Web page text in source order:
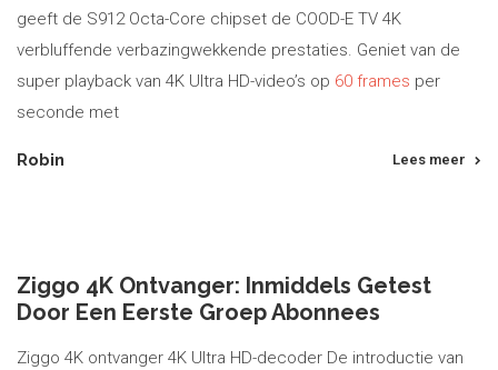
geeft de S912 Octa-Core chipset de COOD-E TV 4K
verbluffende verbazingwekkende prestaties. Geniet van de
super playback van 4K Ultra HD-video’s op 60 frames per
seconde met
Robin Lees meer
Ziggo 4K Ontvanger: Inmiddels Getest
Door Een Eerste Groep Abonnees
Ziggo 4K ontvanger 4K Ultra HD-decoder De introductie van